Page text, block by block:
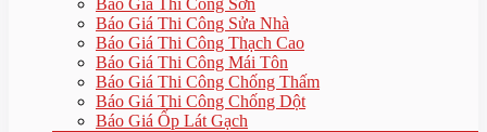
Báo Giá Thi Công Sơn
Báo Giá Thi Công Sửa Nhà
Báo Giá Thi Công Thạch Cao
Báo Giá Thi Công Mái Tôn
Báo Giá Thi Công Chống Thấm
Báo Giá Thi Công Chống Dột
Báo Giá Ốp Lát Gạch